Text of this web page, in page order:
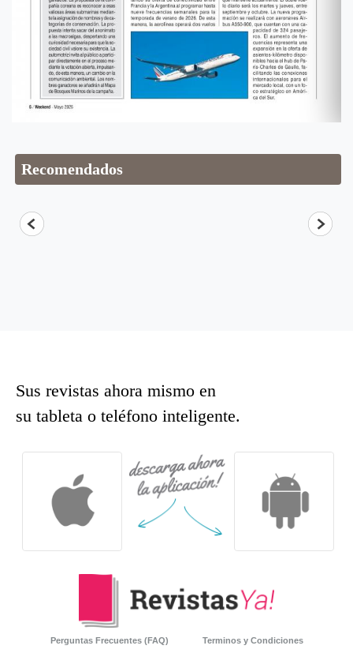
Recomendados
Sus revistas ahora mismo en
su tableta o teléfono inteligente.
Perguntas Frecuentes (FAQ) Terminos y Condiciones